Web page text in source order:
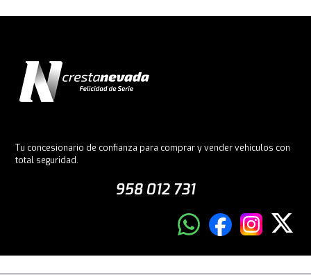
Tu concesionario de confianza para comprar y vender vehículos con
total seguridad.
958 012 731